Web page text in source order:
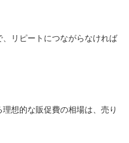
リピートにつながらなければ
想的な販促費の相場は、売り